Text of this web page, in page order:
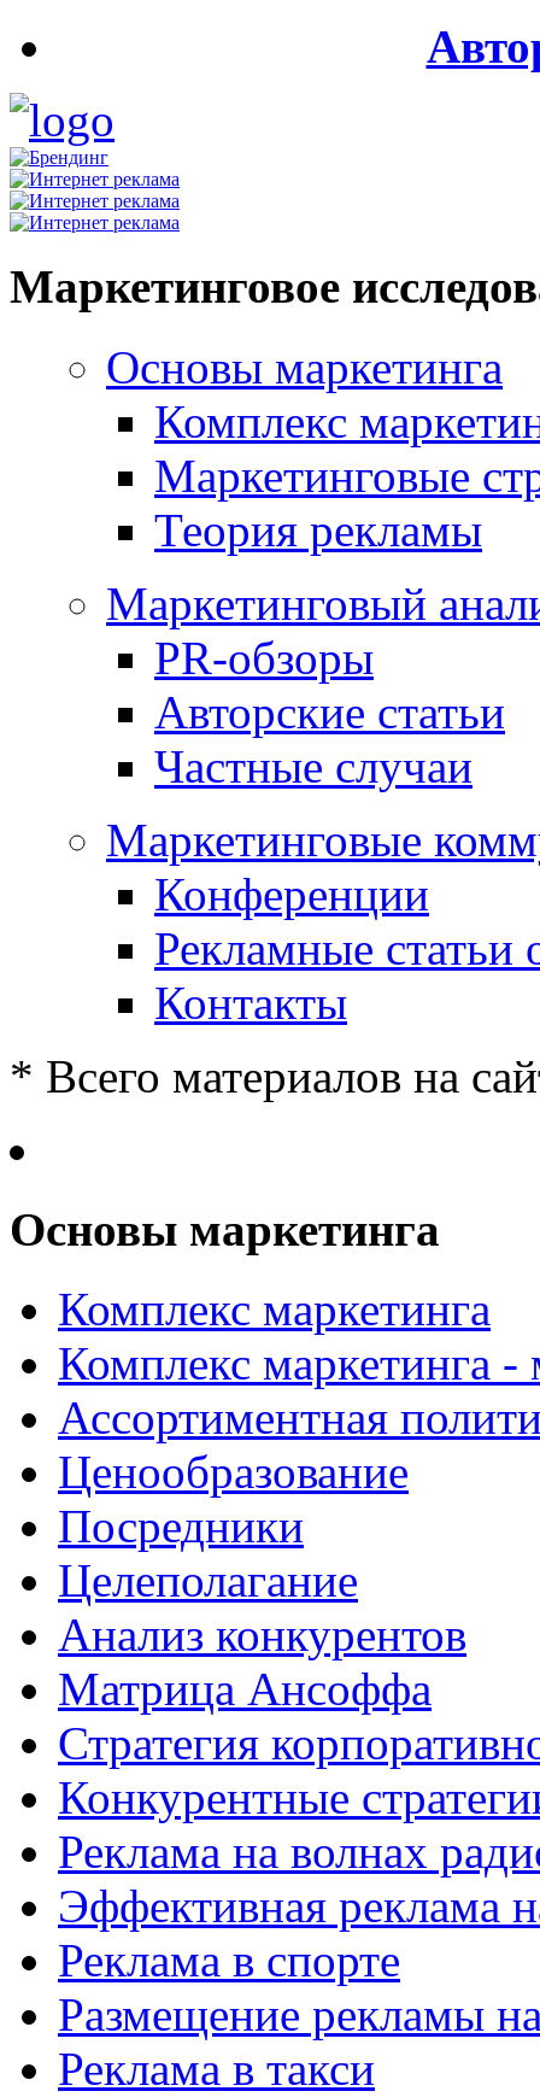
Маркетинговое
Основы маркетинга
Комплекс
Маркетинговые
Теория рекламы
Маркетинговый
PR-обзоры
Авторские статьи
Частные случаи
Маркетинговые
Конференции
Рекламные статьи
Контакты
* Всего материалов на
Основы маркетинга
Комплекс маркетинга
Комплекс маркетинга
Ассортиментная
Ценообразование
Посредники
Целеполагание
Анализ конкурентов
Матрица Ансоффа
Стратегия
Конкурентные
Реклама на волнах
Эффективная реклама
Реклама в спорте
Размещение рекламы
Реклама в такси